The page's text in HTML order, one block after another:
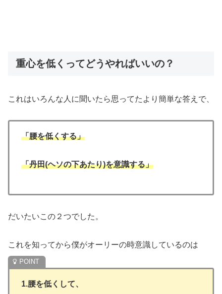
重心を低くってどうやればいいの？
これはいろんな人に聞いたら思ってたより簡単な答えで、
「腰を低くする」
「丹田(ヘソの下あたり)を意識する」
だいたいこの２つでした。
これを知ってから僕がオーリーの時意識しているのは
1.腰を低くして、